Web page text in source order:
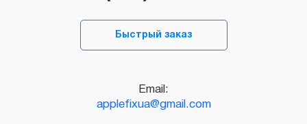
Быстрый заказ
Email:
applefixua@gmail.com